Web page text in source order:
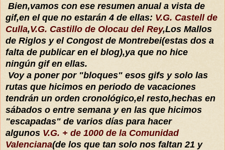
Bien,vamos con ese resumen anual a vista de
gif,en el que no estarán 4 de ellas: V.G. Castell de
Culla,V.G. Castillo de Olocau del Rey,Los Mallos
de Riglos y el Congost de Montrebei(estas dos a
falta de publicar en el blog),ya que no hice
ningún gif en ellas.
Voy a poner por "bloques" esos gifs y solo las
rutas que hicimos en periodo de vacaciones
tendrán un orden cronológico,el resto,hechas en
sábados o entre semana y en las que hicimos
"escapadas" de varios días para hacer
algunos V.G. + de 1000 de la Comunidad
Valenciana(de los que tan solo nos faltan 21 y